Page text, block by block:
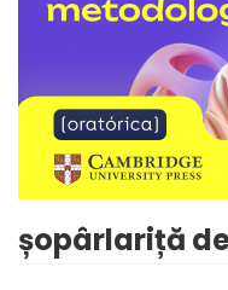
șopârlariță